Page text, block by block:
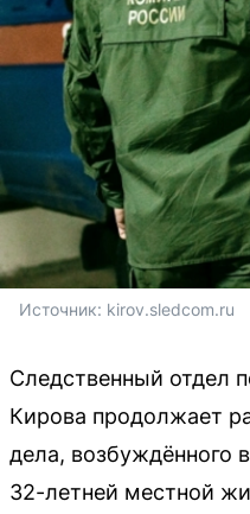
Источник: kirov.sledcom.ru
Следственный отдел
Кирова продолжает
дела, возбуждённого
32-летней местной